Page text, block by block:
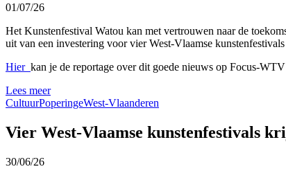
01/07/26
Het Kunstenfestival Watou kan met vertrouwen naar de
uit van een investering voor vier West-Vlaamse
Hier kan je de reportage over dit goede nieuws op Focus-
Lees meer
CultuurPoperingeWest-Vlaanderen
Vier West-Vlaamse kunstenfestivals
30/06/26